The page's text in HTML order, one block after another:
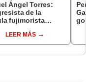
Ángel Torres:
de la
fujimorista
LEER MÁS